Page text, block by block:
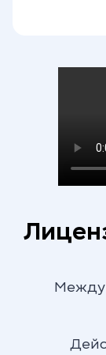
Высокие
шагаем в